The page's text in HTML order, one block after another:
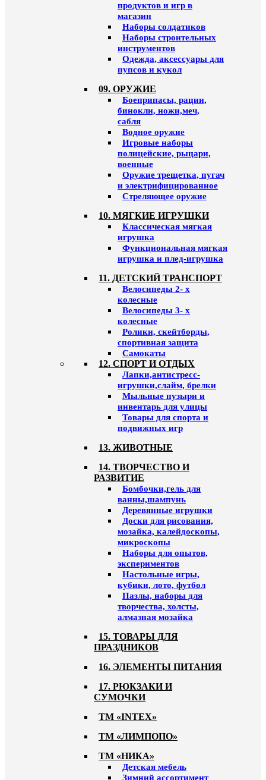
продуктов и игр в
магазин
Наборы солдатиков
Наборы строительных
инструментов
Одежда, аксессуары для
пупсов и кукол
09. ОРУЖИЕ
Боеприпасы, рации,
бинокли, ножи,меч,
сабля
Водное оружие
Игровые наборы
полицейские, рыцари,
военные
Оружие трещетка, пугач
и электрифицированное
Стреляющее оружие
10. МЯГКИЕ ИГРУШКИ
Классическая мягкая
игрушка
Функциональная мягкая
игрушка и плед-игрушка
11. ДЕТСКИЙ ТРАНСПОРТ
Велосипеды 2- х
колесные
Велосипеды 3- х
колесные
Ролики, скейтборды,
спортивная защита
Самокаты
12. СПОРТ И ОТДЫХ
Лапки,антистресс-
игрушки,слайм, брелки
Мыльные пузыри и
инвентарь для улицы
Товары для спорта и
подвижных игр
13. ЖИВОТНЫЕ
14. ТВОРЧЕСТВО И
РАЗВИТИЕ
Бомбочки,гель для
ванны,шампунь
Деревянные игрушки
Доски для рисования,
мозайка, калейдоскопы,
микроскопы
Наборы для опытов,
экспериментов
Настольные игры,
кубики, лото, футбол
Пазлы, наборы для
творчества, холсты,
алмазная мозайка
15. ТОВАРЫ ДЛЯ
ПРАЗДНИКОВ
16. ЭЛЕМЕНТЫ ПИТАНИЯ
17. РЮКЗАКИ И
СУМОЧКИ
ТМ «INTEX»
ТМ «ЛИМПОПО»
ТМ «НИКА»
Детская мебель
Зимний ассортимент